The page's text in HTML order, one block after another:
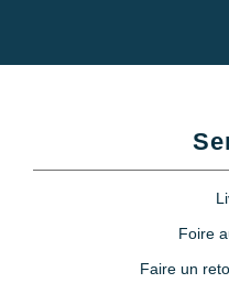
Foire
Faire un